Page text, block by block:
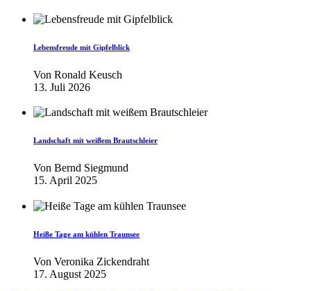
Lebensfreude mit Gipfelblick
Von Ronald Keusch
13. Juli 2026
Landschaft mit weißem Brautschleier
Von Bernd Siegmund
15. April 2025
Heiße Tage am kühlen Traunsee
Von Veronika Zickendraht
17. August 2025